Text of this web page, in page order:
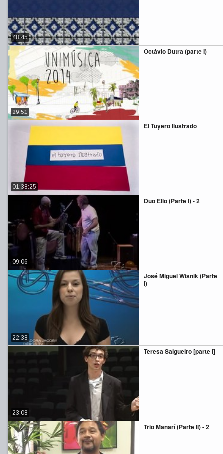
48:45
Octávio Dutra (parte I)
29:51
El Tuyero Ilustrado
01:38:25
Duo Ello (Parte I) - 2
09:06
José Miguel Wisnik (Parte
I)
22:38
Teresa Salgueiro [parte I]
23:08
Trio Manarí (Parte II) - 2